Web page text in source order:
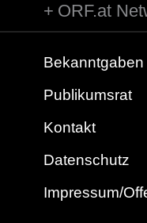
Orchester: Helsinki
Länge: 02:05 min
Komponist/
Titel: Szene Daland,
ORF.at
Bekanntgaben
Publikumsrat
Kontakt
Datenschutz
Impressum/